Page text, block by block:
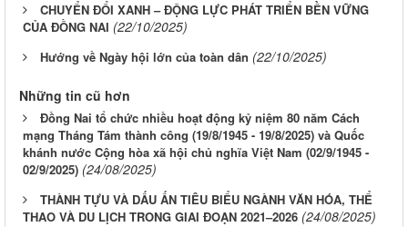
CHUYỂN ĐỔI XANH – ĐỘNG LỰC PHÁT TRIỂN BỀN VỮNG
CỦA ĐỒNG NAI (22/10/2025)
Hướng về Ngày hội lớn của toàn dân (22/10/2025)
Những tin cũ hơn
Đồng Nai tổ chức nhiều hoạt động kỷ niệm 80 năm Cách
mạng Tháng Tám thành công (19/8/1945 - 19/8/2025) và Quốc
khánh nước Cộng hòa xã hội chủ nghĩa Việt Nam (02/9/1945 -
02/9/2025) (24/08/2025)
THÀNH TỰU VÀ DẤU ẤN TIÊU BIỂU NGÀNH VĂN HÓA, THỂ
THAO VÀ DU LỊCH TRONG GIAI ĐOẠN 2021–2026 (24/08/2025)